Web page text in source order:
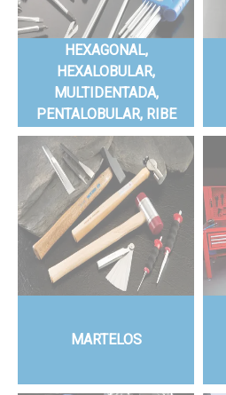
HEXAGONAL,
HEXALOBULAR,
MULTIDENTADA,
PENTALOBULAR, RIBE
MARTELOS